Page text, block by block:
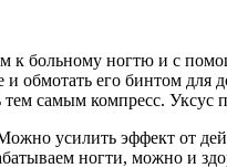
к больному ногтю и с
обмотать его бинтом
самым компресс. Уксус
усилить эффект от
ногти, можно и